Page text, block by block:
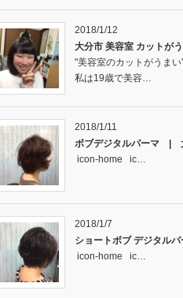
2018/1/12
大分市 美容室 カットが
"美容室のカットがうまい
私は19歳で美容…
2018/1/11
ボブデジタルパーマ |
icon-home ic…
2018/1/7
ショートボブ デジタ
icon-home ic…